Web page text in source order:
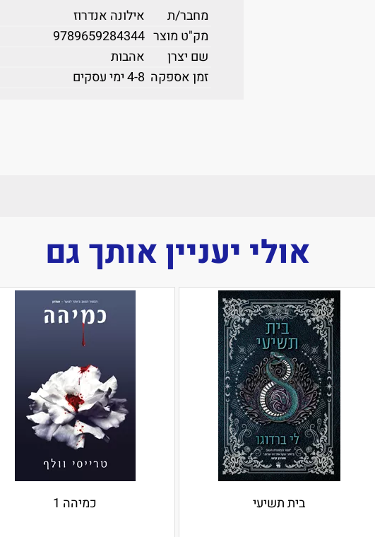
מחבר/ת
אילונה אנדרוז
מק"ט מוצר 9789659284344
שם יצרן
אהבות
זמן אספקה 4-8 ימי עסקים
אולי יעניין אותך גם
בית תשיעי כמיהה 1